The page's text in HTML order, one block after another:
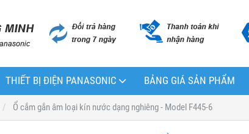
THIẾT BỊ ĐIỆN PANASONIC BẢNG GIÁ SẢN PHẨM
Ổ cắm gắn âm loại kín nước dạng nghiêng - Model F445-6